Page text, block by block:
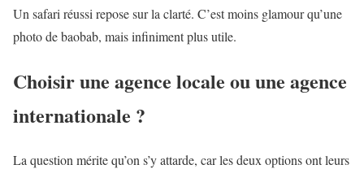
Un safari réussi repose sur la clarté. C’est moins glamour qu’une
photo de baobab, mais infiniment plus utile.
Choisir une agence locale ou une agence
internationale ?
La question mérite qu’on s’y attarde, car les deux options ont leurs